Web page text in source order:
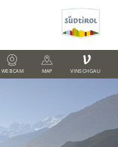
WEBCAM MAP
V
VINSCHGAU